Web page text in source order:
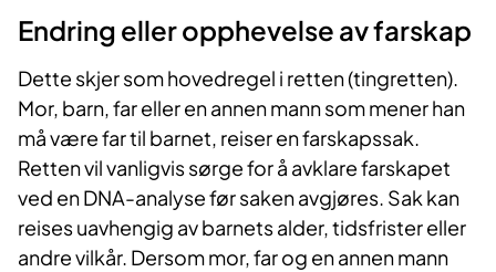
Endring eller opphevelse av farskap
Dette skjer som hovedregel i retten (tingretten).
Mor, barn, far eller en annen mann som mener han
må være far til barnet, reiser en farskapssak.
Retten vil vanligvis sørge for å avklare farskapet
ved en DNA-analyse før saken avgjøres. Sak kan
reises uavhengig av barnets alder, tidsfrister eller
andre vilkår. Dersom mor, far og en annen mann